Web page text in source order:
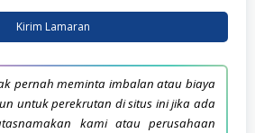
Kirim Lamaran
pernah meminta imbalan atau biaya
untuk perekrutan di situs ini jika ada
kami atau perusahaan